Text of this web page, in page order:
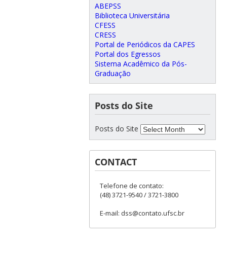
ABEPSS
Biblioteca Universitária
CFESS
CRESS
Portal de Periódicos da CAPES
Portal dos Egressos
Sistema Acadêmico da Pós-
Graduação
Posts do Site
Posts do Site
CONTACT
Telefone de contato:
(48) 3721-9540 / 3721-3800
E-mail: dss@contato.ufsc.br